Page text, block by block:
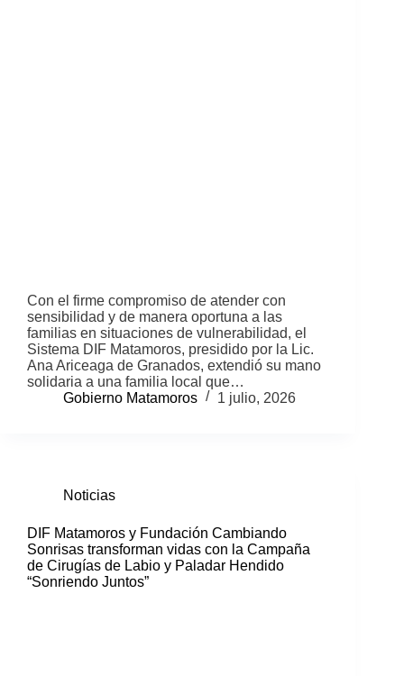
Con el firme compromiso de atender con
sensibilidad y de manera oportuna a las
familias en situaciones de vulnerabilidad, el
Sistema DIF Matamoros, presidido por la Lic.
Ana Ariceaga de Granados, extendió su mano
solidaria a una familia local que…
Gobierno Matamoros
1 julio, 2026
Noticias
DIF Matamoros y Fundación Cambiando
Sonrisas transforman vidas con la Campaña
de Cirugías de Labio y Paladar Hendido
“Sonriendo Juntos”